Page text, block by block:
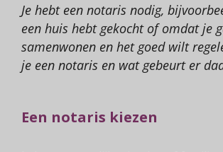
Je hebt een notaris nodig,
een huis hebt gekocht of omdat je
samenwonen en het goed wilt
je een notaris en wat gebeurt er
Een notaris kiezen